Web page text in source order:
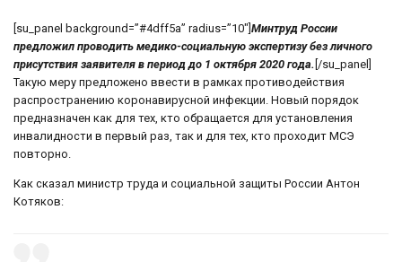
[su_panel background=”#4dff5a” radius=”10″] Минтруд России
предложил проводить медико-социальную экспертизу без личного
присутствия заявителя в период до 1 октября 2020 года. [/su_panel]
Такую меру предложено ввести в рамках противодействия
распространению коронавирусной инфекции. Новый порядок
предназначен как для тех, кто обращается для установления
инвалидности в первый раз, так и для тех, кто проходит МСЭ
повторно.
Как сказал министр труда и социальной защиты России Антон
Котяков: